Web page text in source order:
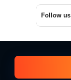
Follow us